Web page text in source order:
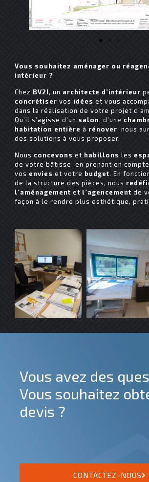
Vous souhaitez aménager ou
intérieur ?
Chez BV2I, un architecte d’intérieur
concrétiser vos idées et vous
dans la réalisation de votre projet
Qu’il s’agisse d’un salon, d’une
habitation entière à rénover, nous
des solutions à vous proposer.
Nous concevons et habillons les
de votre bâtisse, en prenant en
vos envies et votre budget. En
de la structure des pièces, nous
l’aménagement et l’agencement de
façon à le rendre plus esthétique,
Vous avez des
Vous souhaitez
devis ?
CONTACTEZ-NOUS